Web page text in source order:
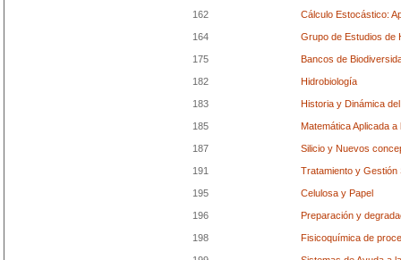
162 Cálculo Estocástico:
164 Grupo de Estudios de
175 Bancos de
182 Hidrobiología
183 Historia y Dinámica
185 Matemática Aplicada
187 Silicio y Nuevos
191 Tratamiento y
195 Celulosa y Papel
196 Preparación y
198 Fisicoquímica de